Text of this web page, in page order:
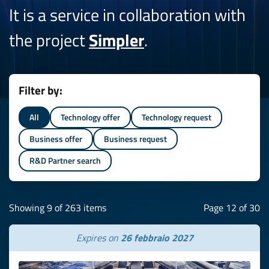
It is a service in collaboration with
the projectSimpler.
Filter by:
All Technology offer
Technology request
Business offer
Business request
R&D Partner search
Showing 9 of 263 items Page 12 of 30
Expires on 26 febbraio 2027